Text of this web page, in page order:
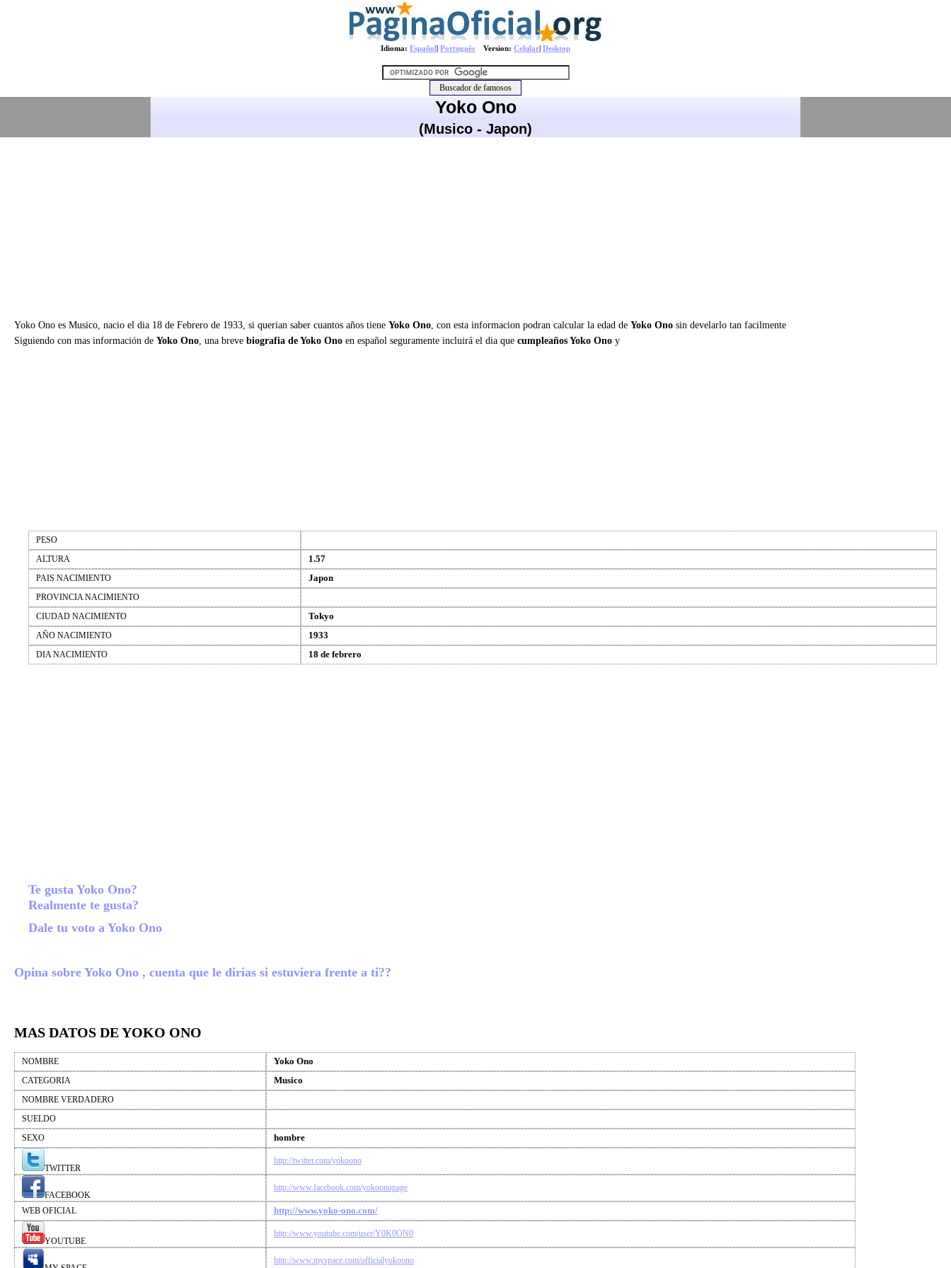
Idioma: Español| Português Version: Celular| Desktop
Yoko Ono
(Musico - Japon)
Yoko Ono es Musico, nacio el dia 18 de Febrero de 1933, si querian saber cuantos años tiene Yoko Ono, con esta informacion podran calcular la edad de Yoko Ono sin develarlo tan facilmente
Siguiendo con mas información de Yoko Ono, una breve biografia de Yoko Ono en español seguramente incluirá el dia que cumpleaños Yoko Ono y
PESO
ALTURA
1.57
PAIS NACIMIENTO Japon
PROVINCIA NACIMIENTO
CIUDAD NACIMIENTO
Tokyo
AÑO NACIMIENTO 1933
DIA NACIMIENTO 18 de febrero
Te gusta Yoko Ono?
Realmente te gusta?
Dale tu voto a Yoko Ono
Opina sobre Yoko Ono , cuenta que le dirias si estuviera frente a ti??
MAS DATOS DE YOKO ONO
NOMBRE Yoko Ono
CATEGORIA Musico
NOMBRE VERDADERO
SUELDO
SEXO
hombre
TWITTER
http://twitter.com/yokoono
FACEBOOK
http://www.facebook.com/yokoonopage
WEB OFICIAL http://www.yoko-ono.com/
YOUTUBE
http://www.youtube.com/user/Y0K0ON0
http://www.myspace.com/officialyokoono